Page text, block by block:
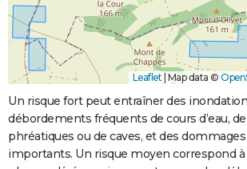
Leaflet | Map data ©
Un risque fort peut entraîner des
débordements fréquents de cours d’eau,
phréatiques ou de caves, et des
importants. Un risque moyen correspond